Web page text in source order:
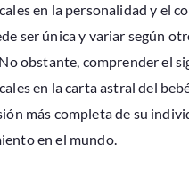
en la personalidad y el
ser única y variar según
obstante, comprender el
en la carta astral del
más completa de su
en el mundo.